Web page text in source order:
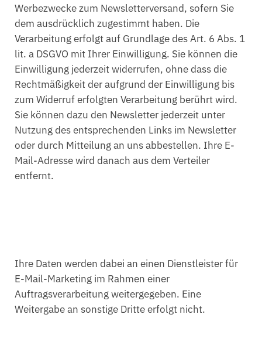
Werbezwecke zum Newsletterversand, sofern Sie
dem ausdrücklich zugestimmt haben. Die
Verarbeitung erfolgt auf Grundlage des Art. 6 Abs. 1
lit. a DSGVO mit Ihrer Einwilligung. Sie können die
Einwilligung jederzeit widerrufen, ohne dass die
Rechtmäßigkeit der aufgrund der Einwilligung bis
zum Widerruf erfolgten Verarbeitung berührt wird.
Sie können dazu den Newsletter jederzeit unter
Nutzung des entsprechenden Links im Newsletter
oder durch Mitteilung an uns abbestellen. Ihre E-
Mail-Adresse wird danach aus dem Verteiler
entfernt.
Ihre Daten werden dabei an einen Dienstleister für
E-Mail-Marketing im Rahmen einer
Auftragsverarbeitung weitergegeben. Eine
Weitergabe an sonstige Dritte erfolgt nicht.